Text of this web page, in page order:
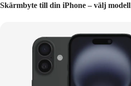
Skärmbyte till din iPhone – välj modell